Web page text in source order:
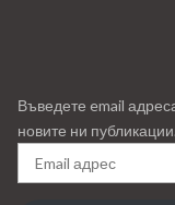
Въведете email
новите ни публикации.
Email
адрес